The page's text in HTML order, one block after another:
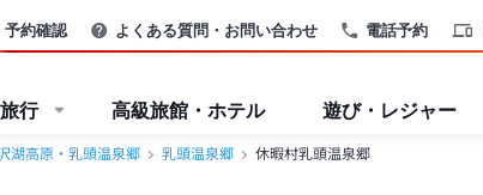
電話予約
予約確認 よくある質問・お問い合わせ
行 高級旅館・ホテル 遊び・レジャー
湖高原・乳頭温泉郷 乳頭温泉郷 休暇村乳頭温泉郷